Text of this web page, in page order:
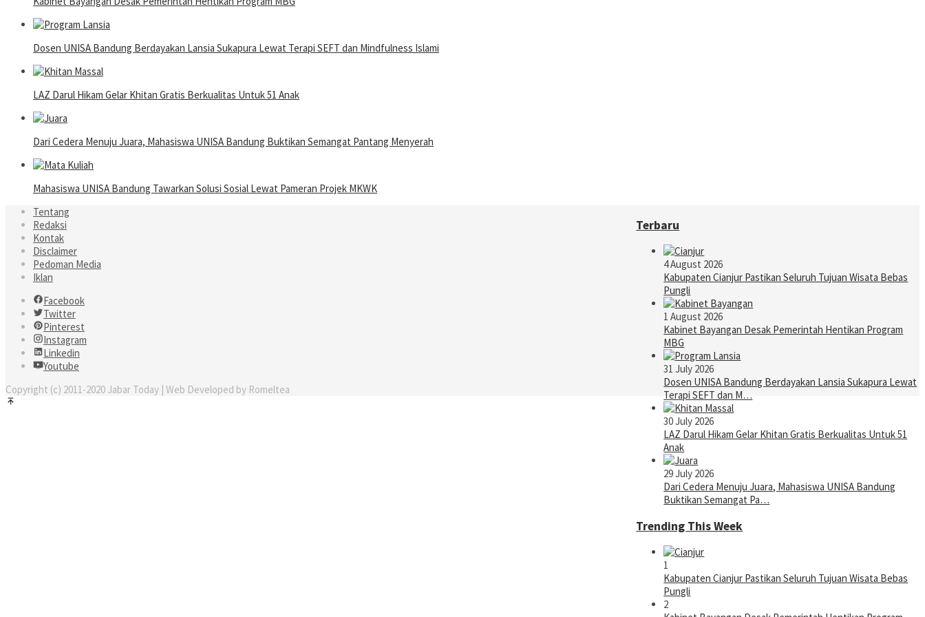
Dosen UNISA Bandung Berdayakan Lansia Sukapura Lewat Terapi SEFT dan Mindfulness Islami
LAZ Darul Hikam Gelar Khitan Gratis Berkualitas Untuk 51 Anak
Dari Cedera Menuju Juara, Mahasiswa UNISA Bandung Buktikan Semangat Pantang Menyerah
Mahasiswa UNISA Bandung Tawarkan Solusi Sosial Lewat Pameran Projek MKWK
Terbaru
4 August 2026
Kabupaten Cianjur Pastikan Seluruh Tujuan Wisata Bebas
Pungli
1 August 2026
Kabinet Bayangan Desak Pemerintah Hentikan Program
MBG
31 July 2026
Dosen UNISA Bandung Berdayakan Lansia Sukapura Lewat
Terapi SEFT dan M…
30 July 2026
LAZ Darul Hikam Gelar Khitan Gratis Berkualitas Untuk 51
Anak
29 July 2026
Dari Cedera Menuju Juara, Mahasiswa UNISA Bandung
Buktikan Semangat Pa…
Trending This Week
1
Kabupaten Cianjur Pastikan Seluruh Tujuan Wisata Bebas
Pungli
2
Tentang
Redaksi
Kontak
Disclaimer
Pedoman Media
Iklan
Facebook
Twitter
Pinterest
Instagram
Linkedin
Youtube
Copyright (c) 2011-2020 Jabar Today | Web Developed by Romeltea